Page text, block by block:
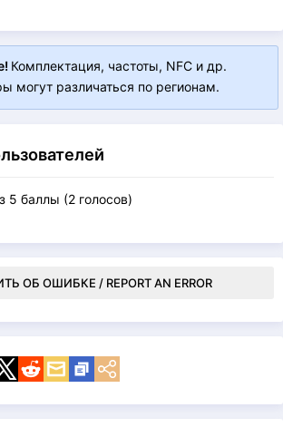
Комплектация, частоты, NFC и др.
могут различаться по регионам.
5 баллы (2 голосов)
ОБ ОШИБКЕ / REPORT AN ERROR